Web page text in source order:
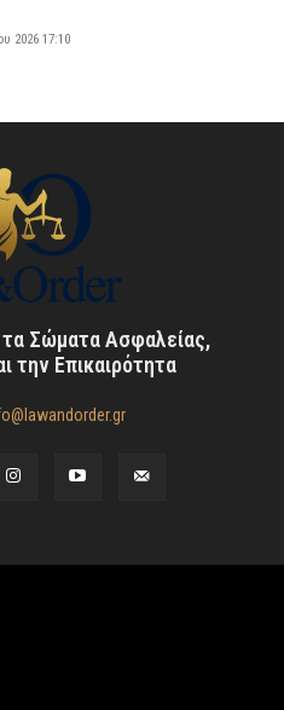
2026 17:10
τα Σώματα Ασφαλείας,
την Επικαιρότητα